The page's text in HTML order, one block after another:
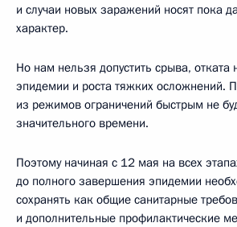
и случаи новых заражений носят пока
характер.
Но нам нельзя допустить срыва,
эпидемии и роста тяжких осложнений.
из режимов ограничений быстрым не
значительного времени.
Поэтому начиная с 12 мая на всех
до полного завершения эпидемии
сохранять как общие санитарные
и дополнительные профилактические